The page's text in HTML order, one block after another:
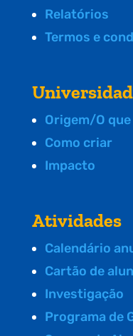
Relatórios
Termos e
Origem/O
Como criar
Impacto
Atividades
Calendário
Cartão de
Investigação
Programa de